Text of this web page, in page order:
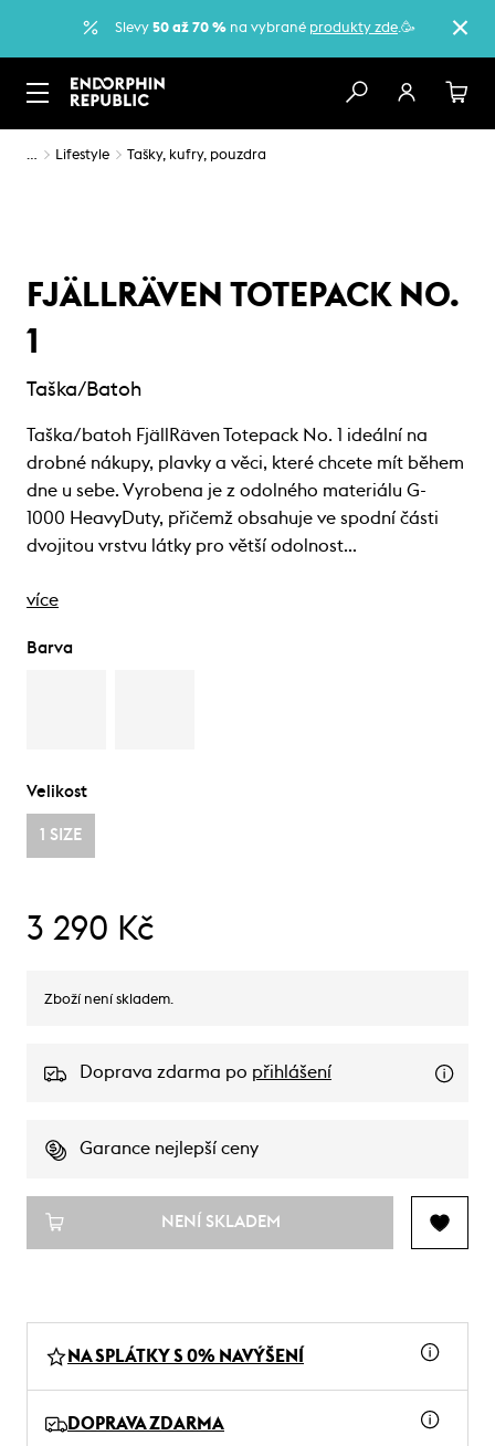
Slevy 50 až 70 % na vybrané produkty zde.🥳
… Lifestyle Tašky, kufry, pouzdra
FJÄLLRÄVEN TOTEPACK NO.
1
Taška/Batoh
Taška/batoh FjällRäven Totepack No. 1 ideální na
drobné nákupy, plavky a věci, které chcete mít během
dne u sebe. Vyrobena je z odolného materiálu G-
1000 HeavyDuty, přičemž obsahuje ve spodní části
dvojitou vrstvu látky pro větší odolnost…
více
Barva
Velikost
1 SIZE
3 290 Kč
Zboží není skladem.
Doprava zdarma po přihlášení
Garance nejlepší ceny
NENÍ SKLADEM
NA SPLÁTKY S 0% NAVÝŠENÍ
DOPRAVA ZDARMA